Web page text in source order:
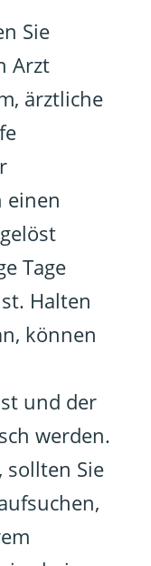
Sie
Arzt
ärztliche
einen
Tage
Halten
können
und der
werden.
sollten Sie